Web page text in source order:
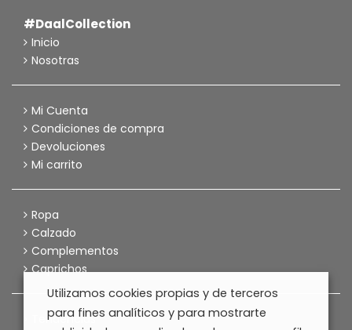
#DaalCollection
Inicio
Nosotras
Mi Cuenta
Condiciones de compra
Devoluciones
Mi carrito
Ropa
Calzado
Complementos
Caprichos
Tendencias
Utilizamos cookies propias y de terceros
para fines analíticos y para mostrarte